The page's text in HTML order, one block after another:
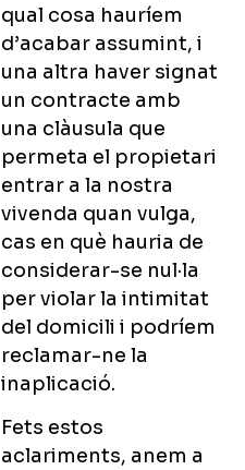
qual cosa hauríem
d’acabar assumint, i
una altra haver signat
un contracte amb
una clàusula que
permeta el propietari
entrar a la nostra
vivenda quan vulga,
cas en què hauria de
considerar-se nul·la
per violar la intimitat
del domicili i podríem
reclamar-ne la
inaplicació.
Fets estos
aclariments, anem a